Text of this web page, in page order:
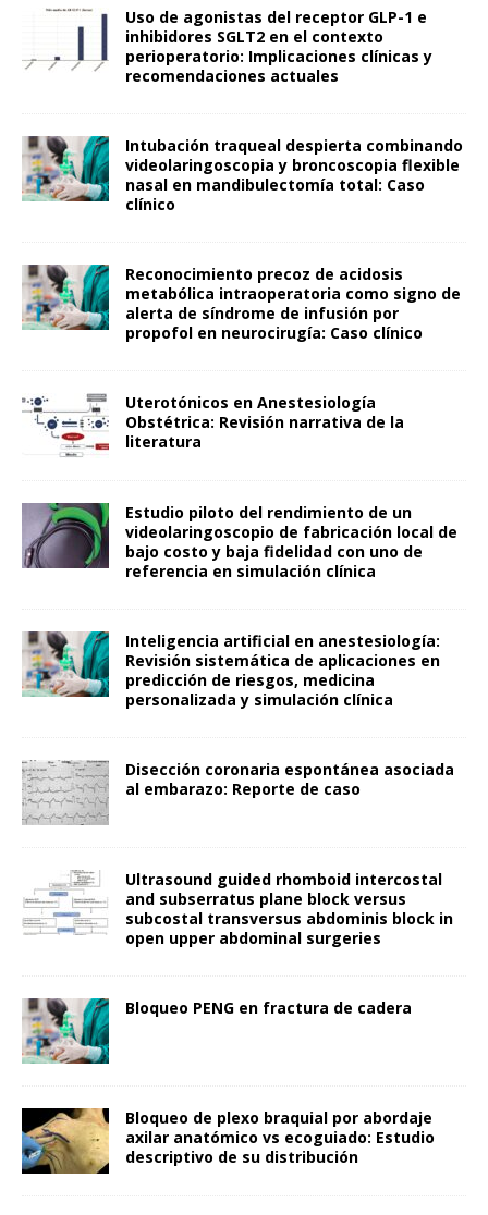
Uso de agonistas del receptor GLP-1 e
inhibidores SGLT2 en el contexto
perioperatorio: Implicaciones clínicas y
recomendaciones actuales
Intubación traqueal despierta combinando
videolaringoscopia y broncoscopia flexible
nasal en mandibulectomía total: Caso
clínico
Reconocimiento precoz de acidosis
metabólica intraoperatoria como signo de
alerta de síndrome de infusión por
propofol en neurocirugía: Caso clínico
Uterotónicos en Anestesiología
Obstétrica: Revisión narrativa de la
literatura
Estudio piloto del rendimiento de un
videolaringoscopio de fabricación local de
bajo costo y baja fidelidad con uno de
referencia en simulación clínica
Inteligencia artificial en anestesiología:
Revisión sistemática de aplicaciones en
predicción de riesgos, medicina
personalizada y simulación clínica
Disección coronaria espontánea asociada
al embarazo: Reporte de caso
Ultrasound guided rhomboid intercostal
and subserratus plane block versus
subcostal transversus abdominis block in
open upper abdominal surgeries
Bloqueo PENG en fractura de cadera
Bloqueo de plexo braquial por abordaje
axilar anatómico vs ecoguiado: Estudio
descriptivo de su distribución